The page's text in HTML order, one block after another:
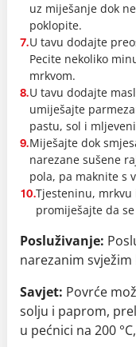
uz miješanje dok
poklopite.
7.U tavu dodajte
Pecite nekoliko
mrkvom.
8.U tavu dodajte
umiješajte
pastu, sol i
9.Miješajte dok
narezane sušene
pola, pa maknite s
10.Tjesteninu,
promiješajte da
Posluživanje:
narezanim
Savjet: Povrće
solju i paprom,
u pećnici na 200